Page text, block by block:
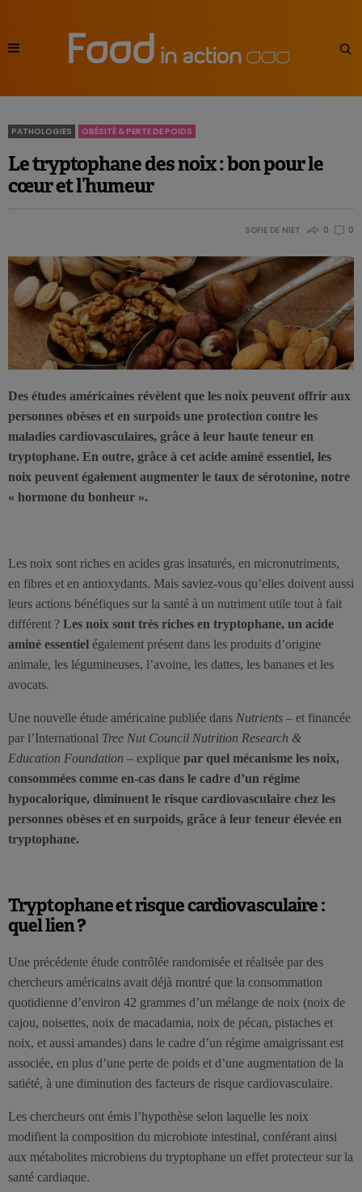
PATHOLOGIES OBÉSITÉ & PERTE DE POIDS
Le tryptophane des noix : bon pour le
cœur et l’humeur
SOFIE DE NIET 0 0
Des études américaines révèlent que les noix peuvent offrir aux
personnes obèses et en surpoids une protection contre les
maladies cardiovasculaires, grâce à leur haute teneur en
tryptophane. En outre, grâce à cet acide aminé essentiel, les
noix peuvent également augmenter le taux de sérotonine, notre
« hormone du bonheur ».
Les noix sont riches en acides gras insaturés, en micronutriments,
en fibres et en antioxydants. Mais saviez-vous qu’elles doivent aussi
leurs actions bénéfiques sur la santé à un nutriment utile tout à fait
différent ? Les noix sont très riches en tryptophane, un acide
aminé essentiel également présent dans les produits d’origine
animale, les légumineuses, l’avoine, les dattes, les bananes et les
avocats.
Une nouvelle étude américaine publiée dans Nutrients – et financée
par l’International Tree Nut Council Nutrition Research &
Education Foundation – explique par quel mécanisme les noix,
consommées comme en-cas dans le cadre d’un régime
hypocalorique, diminuent le risque cardiovasculaire chez les
personnes obèses et en surpoids, grâce à leur teneur élevée en
tryptophane.
Tryptophane et risque cardiovasculaire :
quel lien ?
Une précédente étude contrôlée randomisée et réalisée par des
chercheurs américains avait déjà montré que la consommation
quotidienne d’environ 42 grammes d’un mélange de noix (noix de
cajou, noisettes, noix de macadamia, noix de pécan, pistaches et
noix, et aussi amandes) dans le cadre d’un régime amaigrissant est
associée, en plus d’une perte de poids et d’une augmentation de la
satiété, à une diminution des facteurs de risque cardiovasculaire.
Les chercheurs ont émis l’hypothèse selon laquelle les noix
modifient la composition du microbiote intestinal, conférant ainsi
aux métabolites microbiens du tryptophane un effet protecteur sur la
santé cardiaque.